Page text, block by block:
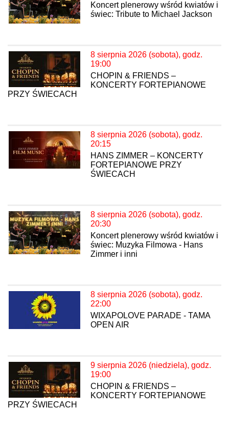
Koncert plenerowy wśród kwiatów i
świec: Tribute to Michael Jackson
8 sierpnia 2026 (sobota), godz.
19:00
CHOPIN & FRIENDS –
KONCERTY FORTEPIANOWE
PRZY ŚWIECACH
8 sierpnia 2026 (sobota), godz.
20:15
HANS ZIMMER – KONCERTY
FORTEPIANOWE PRZY
ŚWIECACH
8 sierpnia 2026 (sobota), godz.
20:30
Koncert plenerowy wśród kwiatów i
świec: Muzyka Filmowa - Hans
Zimmer i inni
8 sierpnia 2026 (sobota), godz.
22:00
WIXAPOLOVE PARADE - TAMA
OPEN AIR
9 sierpnia 2026 (niedziela), godz.
19:00
CHOPIN & FRIENDS –
KONCERTY FORTEPIANOWE
PRZY ŚWIECACH